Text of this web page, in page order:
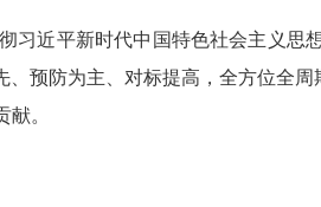
近平新时代中国特色社会主义思
预防为主、对标提高，全方位全
。